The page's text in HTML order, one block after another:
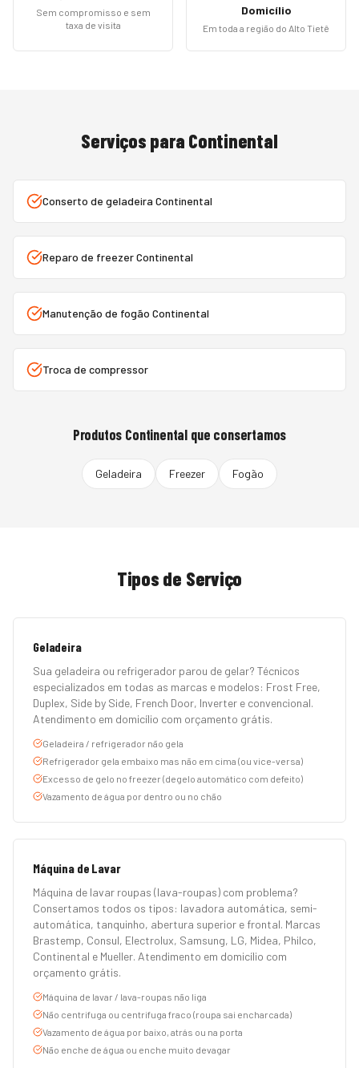
Sem compromisso e sem
taxa de visita
Domicílio
Em toda a região do Alto Tietê
Serviços para Continental
Conserto de geladeira Continental
Reparo de freezer Continental
Manutenção de fogão Continental
Troca de compressor
Produtos Continental que consertamos
Geladeira Freezer Fogão
Tipos de Serviço
Geladeira
Sua geladeira ou refrigerador parou de gelar? Técnicos
especializados em todas as marcas e modelos: Frost Free,
Duplex, Side by Side, French Door, Inverter e convencional.
Atendimento em domicílio com orçamento grátis.
Geladeira / refrigerador não gela
Refrigerador gela embaixo mas não em cima (ou vice-versa)
Excesso de gelo no freezer (degelo automático com defeito)
Vazamento de água por dentro ou no chão
Máquina de Lavar
Máquina de lavar roupas (lava-roupas) com problema?
Consertamos todos os tipos: lavadora automática, semi-
automática, tanquinho, abertura superior e frontal. Marcas
Brastemp, Consul, Electrolux, Samsung, LG, Midea, Philco,
Continental e Mueller. Atendimento em domicílio com
orçamento grátis.
Máquina de lavar / lava-roupas não liga
Não centrifuga ou centrifuga fraco (roupa sai encharcada)
Vazamento de água por baixo, atrás ou na porta
Não enche de água ou enche muito devagar